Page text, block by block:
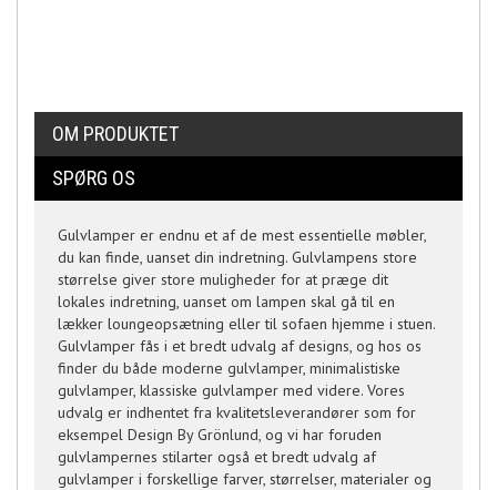
OM PRODUKTET
SPØRG OS
Gulvlamper er endnu et af de mest essentielle møbler,
du kan finde, uanset din indretning. Gulvlampens store
størrelse giver store muligheder for at præge dit
lokales indretning, uanset om lampen skal gå til en
lækker loungeopsætning eller til sofaen hjemme i stuen.
Gulvlamper fås i et bredt udvalg af designs, og hos os
finder du både moderne gulvlamper, minimalistiske
gulvlamper, klassiske gulvlamper med videre. Vores
udvalg er indhentet fra kvalitetsleverandører som for
eksempel Design By Grönlund, og vi har foruden
gulvlampernes stilarter også et bredt udvalg af
gulvlamper i forskellige farver, størrelser, materialer og